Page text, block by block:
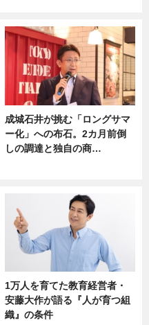
成城石井が挑む「ロングサマ
ー化」への布石。2カ月前倒
しの調達と独自の商…
1万人を育てた教育経営者・
安藤大作が語る『人が育つ組
織』の条件